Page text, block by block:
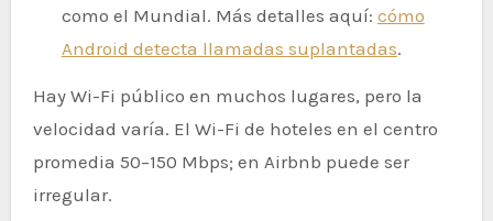
como el Mundial. Más detalles aquí: cómo
Android detecta llamadas suplantadas.
Hay Wi-Fi público en muchos lugares, pero la
velocidad varía. El Wi-Fi de hoteles en el centro
promedia 50–150 Mbps; en Airbnb puede ser
irregular.